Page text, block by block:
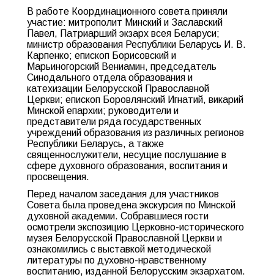
В работе Координационного совета приняли
участие: митрополит Минский и Заславский
Павел, Патриарший экзарх всея Беларуси;
министр образования Республики Беларусь И. В.
Карпенко; епископ Борисовский и
Марьиногорский Вениамин, председатель
Синодального отдела образования и
катехизации Белорусской Православной
Церкви; епископ Боровлянский Игнатий, викарий
Минской епархии; руководители и
представители ряда государственных
учреждений образования из различных регионов
Республики Беларусь, а также
священнослужители, несущие послушание в
сфере духовного образования, воспитания и
просвещения.
Перед началом заседания для участников
Совета была проведена экскурсия по Минской
духовной академии. Собравшиеся гости
осмотрели экспозицию Церковно-исторического
музея Белорусской Православной Церкви и
ознакомились с выставкой методической
литературы по духовно-нравственному
воспитанию, изданной Белорусским экзархатом.